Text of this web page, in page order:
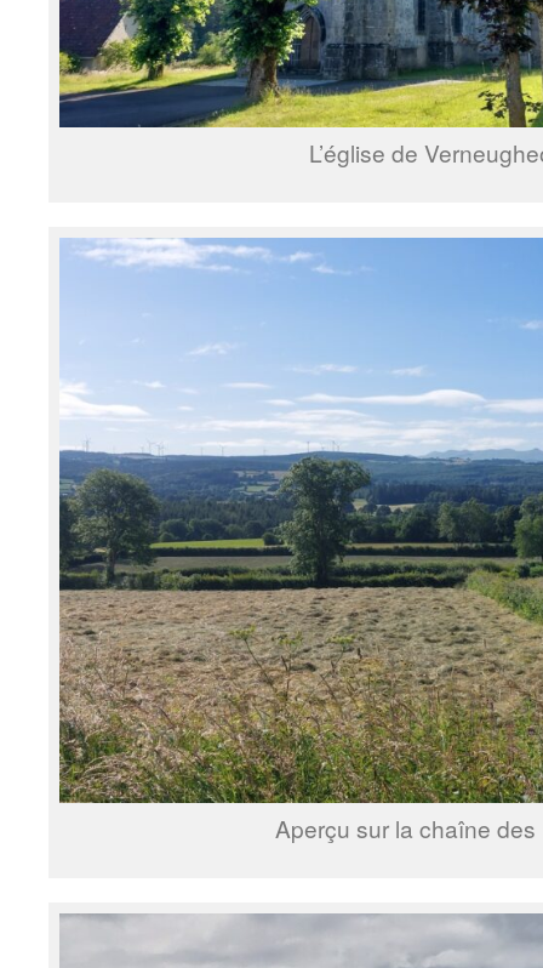
L’église de
Aperçu sur la chaîne des